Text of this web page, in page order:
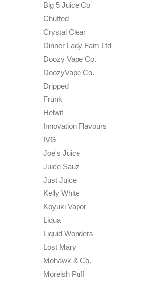
Big 5 Juice Co
Chuffed
Crystal Clear
Dinner Lady Fam Ltd
Doozy Vape Co.
DoozyVape Co.
Dripped
Frunk
Helwit
Innovation Flavours
IVG
Joe's Juice
Juice Sauz
Just Juice
Kelly White
Koyuki Vapor
Liqua
Liquid Wonders
Lost Mary
Mohawk & Co.
Moreish Puff